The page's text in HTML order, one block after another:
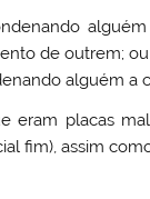
de outrem;
alguém a
eram placas
fim), assim